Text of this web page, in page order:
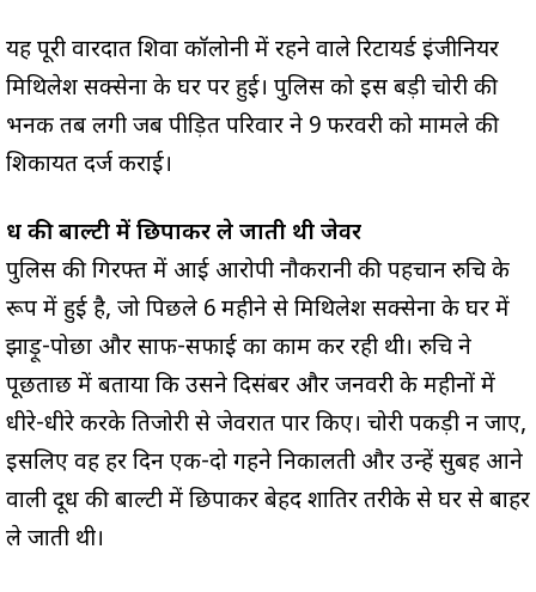
यह पूरी वारदात शिवा कॉलोनी में रहने वाले रिटायर्ड इंजीनियर
मिथिलेश सक्सेना के घर पर हुई। पुलिस को इस बड़ी चोरी की
भनक तब लगी जब पीड़ित परिवार ने 9 फरवरी को मामले की
शिकायत दर्ज कराई।
दूध की बाल्टी में छिपाकर ले जाती थी जेवर
पुलिस की गिरफ्त में आई आरोपी नौकरानी की पहचान रुचि के
रूप में हुई है, जो पिछले 6 महीने से मिथिलेश सक्सेना के घर में
झाड़ू-पोछा और साफ-सफाई का काम कर रही थी। रुचि ने
पूछताछ में बताया कि उसने दिसंबर और जनवरी के महीनों में
धीरे-धीरे करके तिजोरी से जेवरात पार किए। चोरी पकड़ी न जाए,
इसलिए वह हर दिन एक-दो गहने निकालती और उन्हें सुबह आने
वाली दूध की बाल्टी में छिपाकर बेहद शातिर तरीके से घर से बाहर
ले जाती थी।